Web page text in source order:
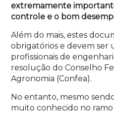
extremamente
controle e o bom
Além do mais, estes
obrigatórios e devem ser
profissionais de
resolução do Conselho
Agronomia (Confea).
No entanto, mesmo
muito conhecido no